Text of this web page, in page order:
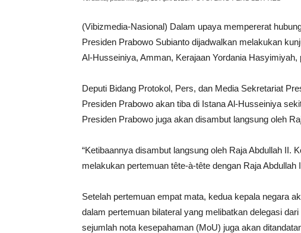
(Vibizmedia-Nasional) Dalam upaya mempererat
Presiden Prabowo Subianto dijadwalkan melakukan
Al-Husseiniya, Amman, Kerajaan Yordania Hasyimiyah,
Deputi Bidang Protokol, Pers, dan Media Sekretariat
Presiden Prabowo akan tiba di Istana Al-Husseiniya
Presiden Prabowo juga akan disambut langsung oleh
“Ketibaannya disambut langsung oleh Raja Abdullah II.
melakukan pertemuan tête-à-tête dengan Raja Abdullah
Setelah pertemuan empat mata, kedua kepala negara
dalam pertemuan bilateral yang melibatkan delegasi
sejumlah nota kesepahaman (MoU) juga akan